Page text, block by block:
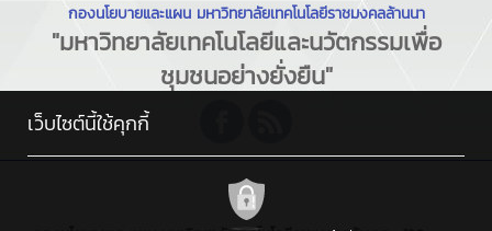
กองนโยบายและแผน มหาวิทยาลัยเทคโนโลยีราชมงคลล้านนา
"มหาวิทยาลัยเทคโนโลยีและนวัตกรรมเพื่อ
ชุมชนอย่างยั่งยืน"
เว็บไซต์นี้ใช้คุกกี้